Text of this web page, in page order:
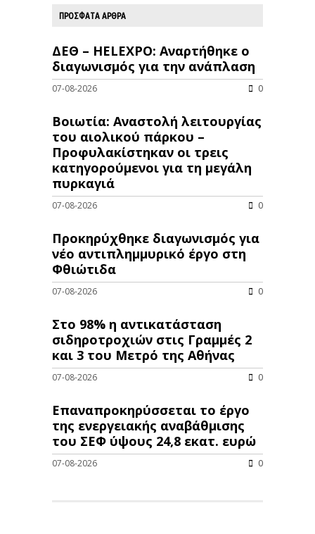
ΠΡΟΣΦΑΤΑ ΑΡΘΡΑ
ΔΕΘ – HELEXPO: Αναρτήθηκε ο
διαγωνισμός για την ανάπλαση
07-08-2026 0
Βοιωτία: Αναστολή λειτουργίας
του αιολικού πάρκου –
Προφυλακίστηκαν οι τρεις
κατηγορούμενοι για τη μεγάλη
πυρκαγιά
07-08-2026 0
Προκηρύχθηκε διαγωνισμός για
νέo αντιπλημμυρικό έργο στη
Φθιώτιδα
07-08-2026 0
Στο 98% η αντικατάσταση
σιδηροτροχιών στις Γραμμές 2
και 3 του Μετρό της Αθήνας
07-08-2026 0
Επαναπροκηρύσσεται το έργο
της ενεργειακής αναβάθμισης
του ΣΕΦ ύψους 24,8 εκατ. ευρώ
07-08-2026 0